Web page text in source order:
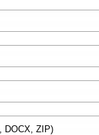
DOCX, ZIP)